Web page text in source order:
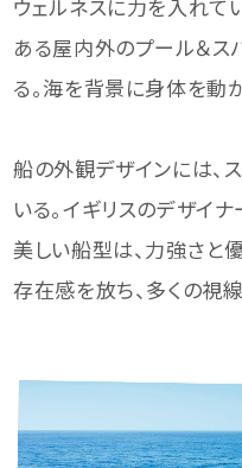
ウェルネスに力を入れて
ある屋内外のプール＆ス
る。海を背景に身体を動
船の外観デザインには、
いる。イギリスのデザイナ
美しい船型は、力強さと
存在感を放ち、多くの視